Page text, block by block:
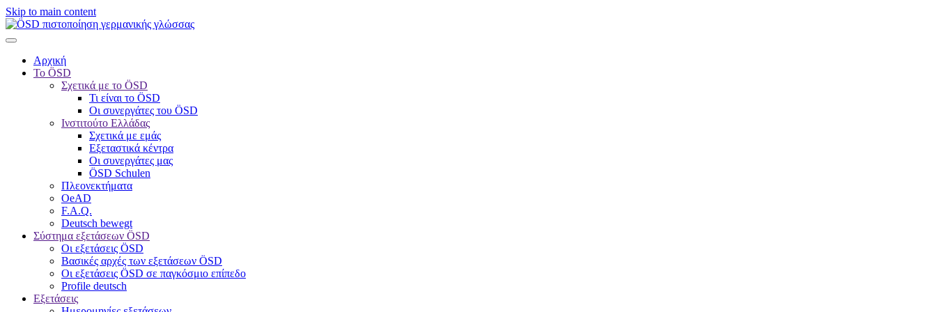
Skip to main content
Αρχική
Το ÖSD
Σχετικά με το ÖSD
Τι είναι το ÖSD
Οι συνεργάτες του ÖSD
Ινστιτούτο Ελλάδας
Σχετικά με εμάς
Εξεταστικά κέντρα
Οι συνεργάτες μας
ÖSD Schulen
Πλεονεκτήματα
OeAD
F.A.Q.
Deutsch bewegt
Σύστημα εξετάσεων ÖSD
Οι εξετάσεις ÖSD
Βασικές αρχές των εξετάσεων ÖSD
Οι εξετάσεις ÖSD σε παγκόσμιο επίπεδο
Profile deutsch
Εξετάσεις